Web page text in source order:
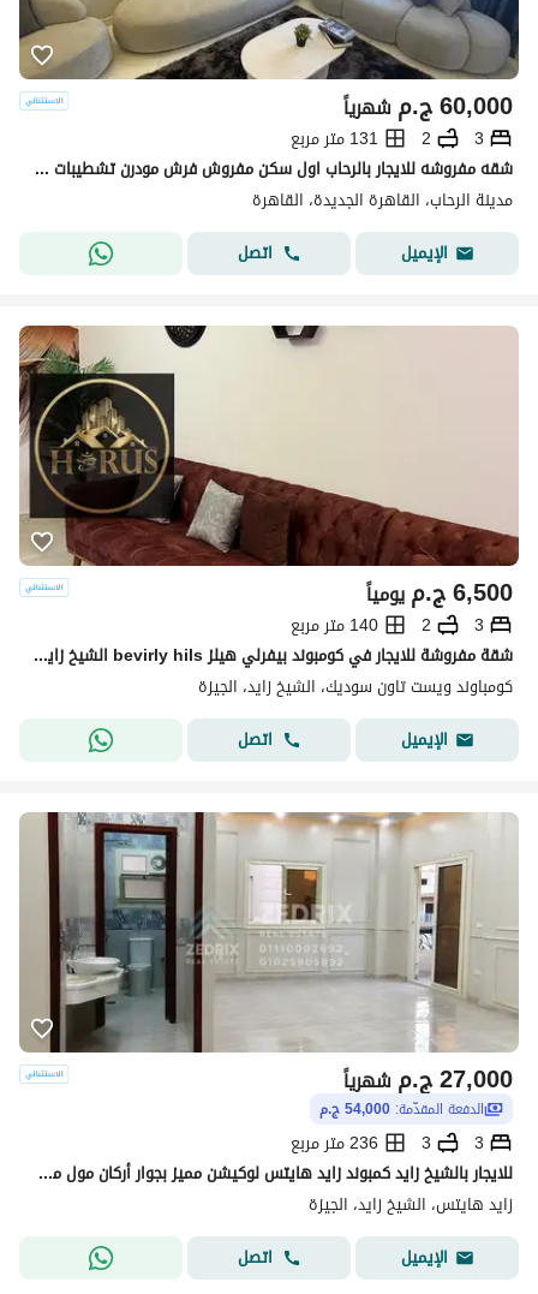
ج.م60,000 شهرياً
3
2
131 متر مربع
شقه مفروشه للايجار بالرحاب اول سكن مفروش فرش مودرن تشطيبات خاصه بالكامل 3نوم مدد طويله ومدد قصيره مطبخ امريكان كيتشن تكييفات كامله اجهزه كامله
مدينة الرحاب، القاهرة الجديدة، القاهرة
الإيميل
اتصل
ج.م6,500 يومياً
3
2
140 متر مربع
شقة مفروشة للايجار في كومبوند بيفرلي هيلز bevirly hils الشيخ زايد elsheikh zayed
كومباوند ويست تاون سوديك، الشيخ زايد، الجيزة
الإيميل
اتصل
ج.م27,000 شهرياً
الدفعة المقدّمة: 54,000 ج.م
3
3
236 متر مربع
للايجار بالشيخ زايد كمبوند زايد هايتس لوكيشن مميز بجوار أركان مول من مدخل زايد 3 من وصله دهشور شقه مميزه جدا تشطيب سوبر لوكس ح
زايد هايتس، الشيخ زايد، الجيزة
الإيميل
اتصل